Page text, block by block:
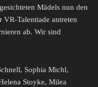
Mädels nun den
VR-Talentiade antreten
ab. Wir sind
Sophia Michl,
Stoyke, Milea